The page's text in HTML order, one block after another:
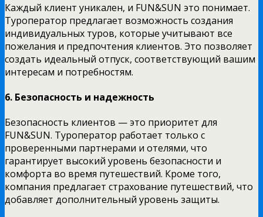
Каждый клиент уникален, и FUN&SUN это понимает.
Туроператор предлагает возможность создания
индивидуальных туров, которые учитывают все
пожелания и предпочтения клиентов. Это позволяет
создать идеальный отпуск, соответствующий вашим
интересам и потребностям.
6. Безопасность и надежность
Безопасность клиентов — это приоритет для
FUN&SUN. Туроператор работает только с
проверенными партнерами и отелями, что
гарантирует высокий уровень безопасности и
комфорта во время путешествий. Кроме того,
компания предлагает страхование путешествий, что
добавляет дополнительный уровень защиты.